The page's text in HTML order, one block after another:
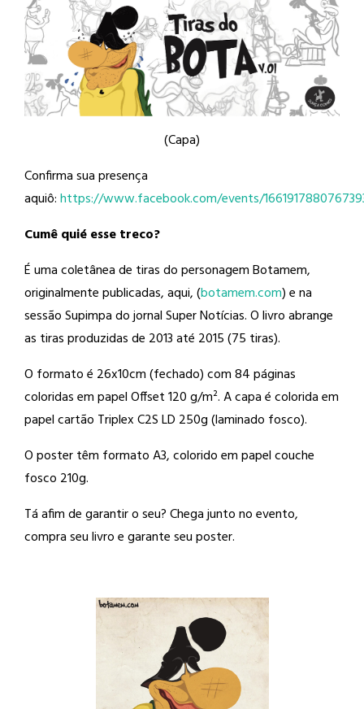
(Capa)
Confirma sua presença
aquiô:https://www.facebook.com/events/
Cumê quié esse treco?
É uma coletânea de tiras do personagem Botamem,
originalmente publicadas, aqui, (botamem.com) e na
sessão Supimpa do jornal Super Notícias. O livro abrange
as tiras produzidas de 2013 até 2015 (75 tiras).
O formato é 26x10cm (fechado) com 84 páginas
coloridas em papel Offset 120 g/m². A capa é colorida em
papel cartão Triplex C2S LD 250g (laminado fosco).
O poster têm formato A3, colorido em papel couche
fosco 210g.
Tá afim de garantir o seu? Chega junto no evento,
compra seu livro e garante seu poster.